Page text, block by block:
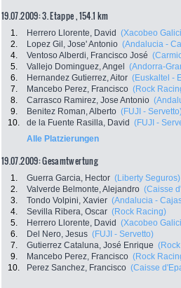
19.07.2009: 3. Etappe , 154.1 km
1. Herrero Llorente, David (Xacobeo
2.
Lopez Gil, Jose' Antonio (Andalucia -
4.
Ventoso Alberdi, Francisco José
5.
Vallejo Dominguez, Angel
(Andorra-
6.
Hernandez Gutierrez, Aitor (Euskaltel -
7.
Mancebo Perez, Francisco (Rock
8.
Carrasco Ramirez, Jose Antonio
9.
Benitez Roman, Alberto (FUJI -
10.
de la Fuente Rasilla, David (FUJI -
Alle Platzierungen
19.07.2009: Gesamtwertung
1. Guerra Garcia, Hector (Liberty Seguros)
2.
Valverde Belmonte, Alejandro (Caisse
3.
Tondo Volpini, Xavier (Andalucia -
4.
Sevilla Ribera, Oscar (Rock Racing)
5.
Herrero Llorente, David (Xacobeo
6.
Del Nero, Jesus (FUJI - Servetto)
7.
Gutierrez Cataluna, José Enrique
9.
Mancebo Perez, Francisco (Rock
10.
Perez Sanchez, Francisco (Caisse